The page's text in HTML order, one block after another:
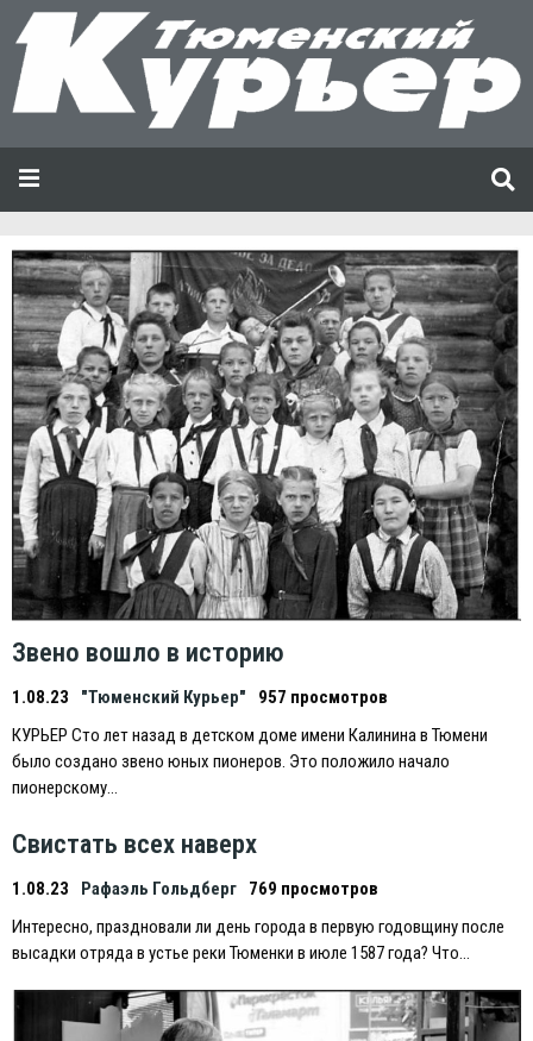
Звено вошло в историю
1.08.23 "Тюменский Курьер"
957 просмотров
КУРЬEР Сто лет назад в детском доме имени Калинина в Тюмени
было создано звено юных пионеров. Это положило начало
пионерскому…
Свистать всех наверх
1.08.23 Рафаэль Гольдберг
769 просмотров
Интересно, праздновали ли день города в первую годовщину после
высадки отряда в устье реки Тюменки в июле 1587 года? Что…